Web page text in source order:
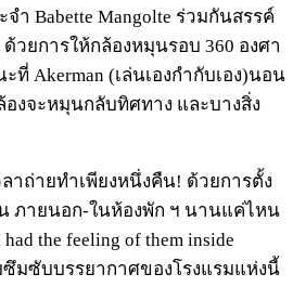
Babette Mangolte ร่วมกันสรรค์
ด้วยการให้กล้องหมุนรอบ 360 องศา
Akerman (เล่นเองกำกับเอง)นอน
งจะหมุนกลับทิศทาง และบางสิ่ง
าถ่ายทำเพียงหนึ่งคืน! ด้วยการตั้ง
ภายนอก-ในห้องพัก ฯ นานแค่ไหน
the feeling of them inside
มซับบรรยากาศของโรงแรมแห่งนี้